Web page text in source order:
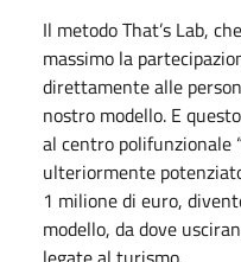
Il metodo That’s Lab,
massimo la
direttamente alle
nostro modello. E
al centro polifunzionale
ulteriormente
1 milione di euro,
modello, da dove